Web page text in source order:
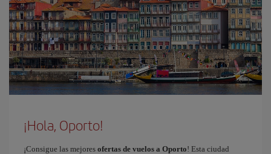
¡Hola, Oporto!
¡Consigue las mejores ofertas de vuelos a Oporto! Esta ciudad